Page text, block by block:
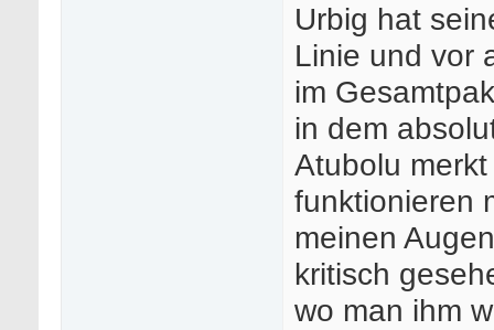
Urbig hat
Linie und vor
im
in dem
Atubolu
funktionieren
meinen
kritisch
wo man ihm